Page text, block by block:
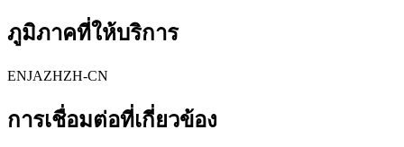
ภูมิภาคที่ให้บริการ
ENJAZHZH-CN
การเชื่อมต่อที่เกี่ยวข้อง